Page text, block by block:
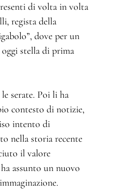
di volta in volta
regista della
dove per un
stella di prima
serate. Poi li ha
contesto di notizie,
intento di
nella storia recente
il valore
assunto un nuovo